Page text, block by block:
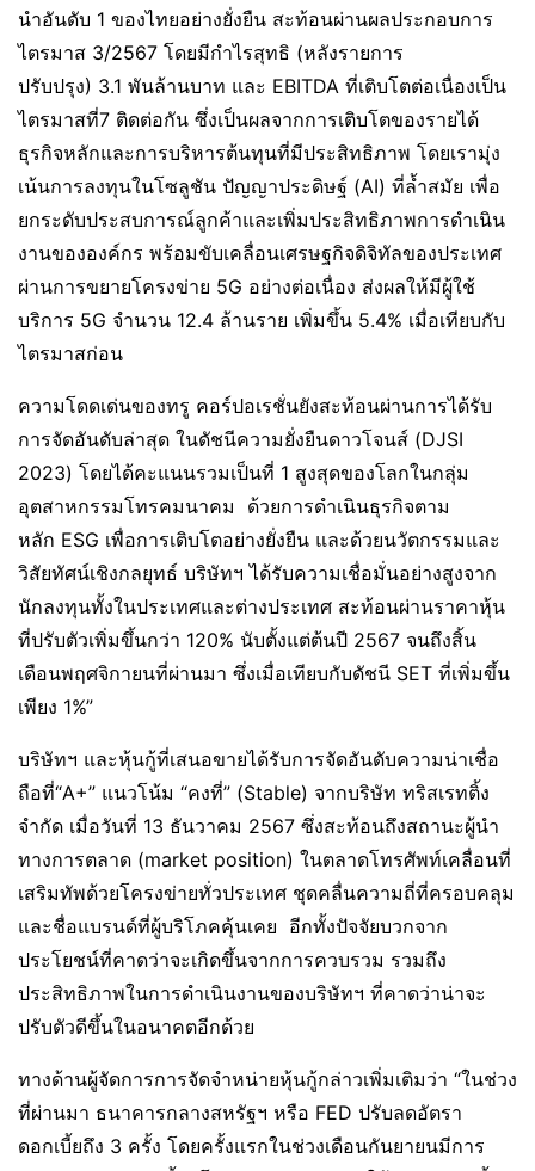
นำอันดับ 1 ของไทยอย่างยั่งยืน สะท้อนผ่านผลประกอบการ
ไตรมาส 3/2567 โดยมีกำไรสุทธิ (หลังรายการ
ปรับปรุง) 3.1 พันล้านบาท และ EBITDA ที่เติบโตต่อเนื่องเป็น
ไตรมาสที่7 ติดต่อกัน ซึ่งเป็นผลจากการเติบโตของรายได้
ธุรกิจหลักและการบริหารต้นทุนที่มีประสิทธิภาพ โดยเรามุ่ง
เน้นการลงทุนในโซลูชัน ปัญญาประดิษฐ์ (AI) ที่ล้ำสมัย เพื่อ
ยกระดับประสบการณ์ลูกค้าและเพิ่มประสิทธิภาพการดำเนิน
งานขององค์กร พร้อมขับเคลื่อนเศรษฐกิจดิจิทัลของประเทศ
ผ่านการขยายโครงข่าย 5G อย่างต่อเนื่อง ส่งผลให้มีผู้ใช้
บริการ 5G จำนวน 12.4 ล้านราย เพิ่มขึ้น 5.4% เมื่อเทียบกับ
ไตรมาสก่อน
ความโดดเด่นของทรู คอร์ปอเรชั่นยังสะท้อนผ่านการได้รับ
การจัดอันดับล่าสุด ในดัชนีความยั่งยืนดาวโจนส์ (DJSI
2023) โดยได้คะแนนรวมเป็นที่ 1 สูงสุดของโลกในกลุ่ม
อุตสาหกรรมโทรคมนาคม ด้วยการดำเนินธุรกิจตาม
หลัก ESG เพื่อการเติบโตอย่างยั่งยืน และด้วยนวัตกรรมและ
วิสัยทัศน์เชิงกลยุทธ์ บริษัทฯ ได้รับความเชื่อมั่นอย่างสูงจาก
นักลงทุนทั้งในประเทศและต่างประเทศ สะท้อนผ่านราคาหุ้น
ที่ปรับตัวเพิ่มขึ้นกว่า 120% นับตั้งแต่ต้นปี 2567 จนถึงสิ้น
เดือนพฤศจิกายนที่ผ่านมา ซึ่งเมื่อเทียบกับดัชนี SET ที่เพิ่มขึ้น
เพียง 1%”
บริษัทฯ และหุ้นกู้ที่เสนอขายได้รับการจัดอันดับความน่าเชื่อ
ถือที่“A+” แนวโน้ม “คงที่” (Stable) จากบริษัท ทริสเรทติ้ง
จำกัด เมื่อวันที่ 13 ธันวาคม 2567 ซึ่งสะท้อนถึงสถานะผู้นำ
ทางการตลาด (market position) ในตลาดโทรศัพท์เคลื่อนที่
เสริมทัพด้วยโครงข่ายทั่วประเทศ ชุดคลื่นความถี่ที่ครอบคลุม
และชื่อแบรนด์ที่ผู้บริโภคคุ้นเคย อีกทั้งปัจจัยบวกจาก
ประโยชน์ที่คาดว่าจะเกิดขึ้นจากการควบรวม รวมถึง
ประสิทธิภาพในการดำเนินงานของบริษัทฯ ที่คาดว่าน่าจะ
ปรับตัวดีขึ้นในอนาคตอีกด้วย
ทางด้านผู้จัดการการจัดจำหน่ายหุ้นกู้กล่าวเพิ่มเติมว่า “ในช่วง
ที่ผ่านมา ธนาคารกลางสหรัฐฯ หรือ FED ปรับลดอัตรา
ดอกเบี้ยถึง 3 ครั้ง โดยครั้งแรกในช่วงเดือนกันยายนมีการ